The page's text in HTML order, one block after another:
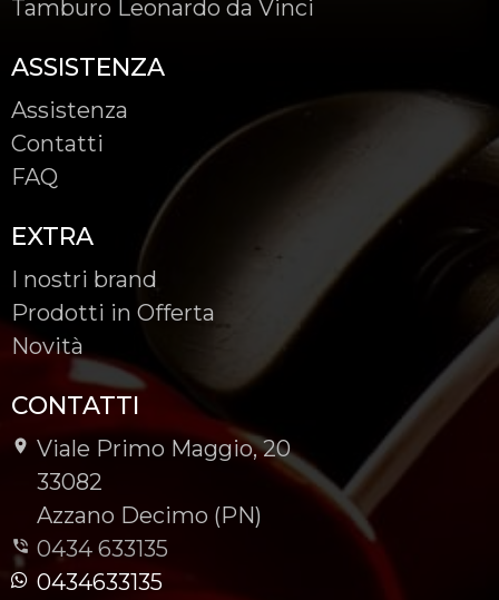
Tamburo Leonardo da Vinci
ASSISTENZA
Assistenza
Contatti
FAQ
EXTRA
I nostri brand
Prodotti in Offerta
Novità
CONTATTI
Viale Primo Maggio, 20
-
33082
-
Azzano Decimo (PN)
0434 633135
0434633135